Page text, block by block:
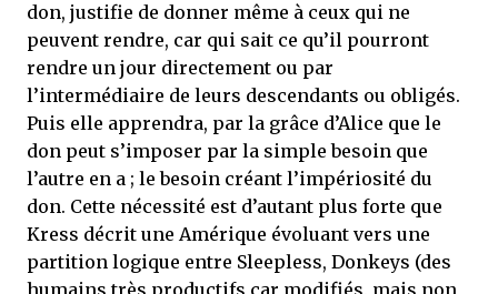
don, justifie de donner même à ceux qui ne
peuvent rendre, car qui sait ce qu’il pourront
rendre un jour directement ou par
l’intermédiaire de leurs descendants ou obligés.
Puis elle apprendra, par la grâce d’Alice que le
don peut s’imposer par la simple besoin que
l’autre en a ; le besoin créant l’impériosité du
don. Cette nécessité est d’autant plus forte que
Kress décrit une Amérique évoluant vers une
partition logique entre Sleepless, Donkeys (des